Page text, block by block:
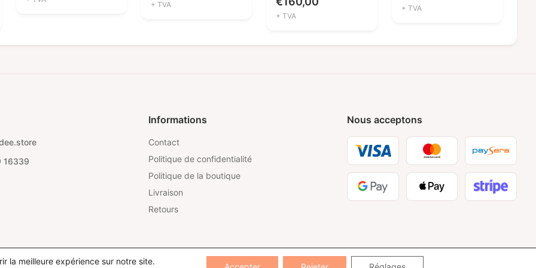
+ TVA
+ TVA
+ TVA
16339
Informations
Contact
Politique de confidentialité
Politique de la boutique
Livraison
Retours
Nous acceptons
la meilleure expérience sur notre site.